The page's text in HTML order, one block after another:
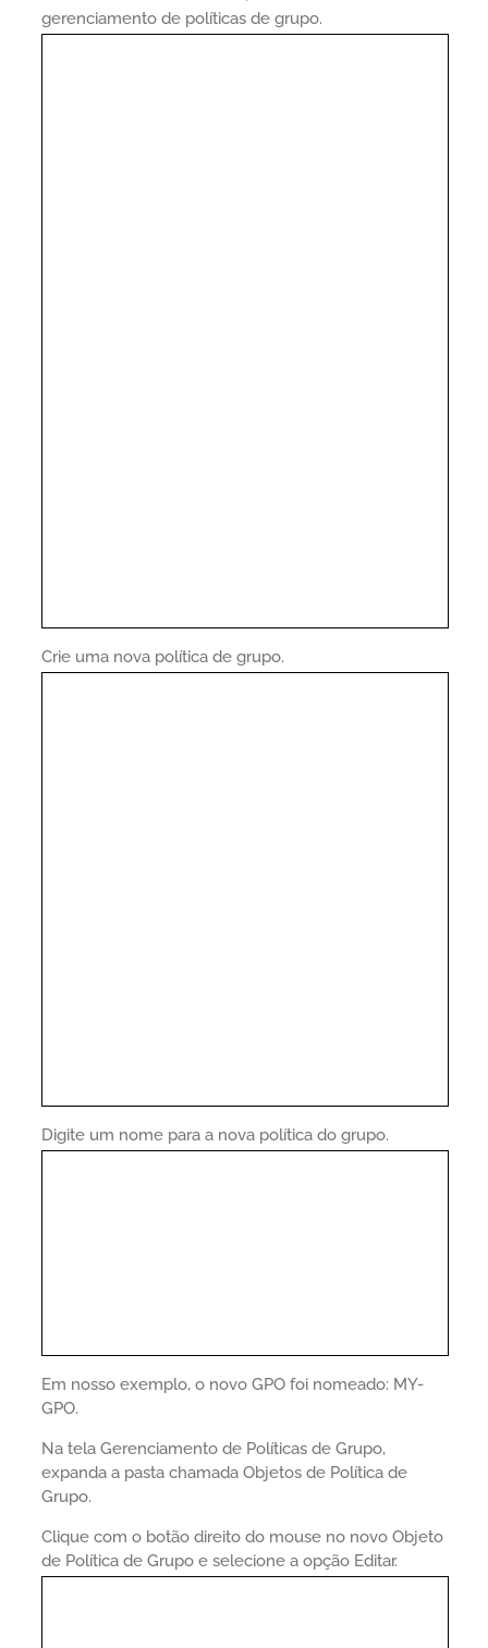
gerenciamento de políticas de grupo.
Crie uma nova política de grupo.
Digite um nome para a nova política do grupo.
Em nosso exemplo, o novo GPO foi nomeado: MY-
GPO.
Na tela Gerenciamento de Políticas de Grupo,
expanda a pasta chamada Objetos de Política de
Grupo.
Clique com o botão direito do mouse no novo Objeto
de Política de Grupo e selecione a opção Editar.